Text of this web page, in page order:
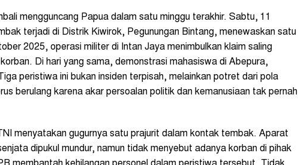
mengguncang Papua dalam satu minggu terakhir. Sabtu, 11
terjadi di Distrik Kiwirok, Pegunungan Bintang, menewaskan satu
2025, operasi militer di Intan Jaya menimbulkan klaim saling
Di hari yang sama, demonstrasi mahasiswa di Abepura,
peristiwa ini bukan insiden terpisah, melainkan potret dari pola
berulang karena akar persoalan politik dan kemanusiaan tak pernah
menyatakan gugurnya satu prajurit dalam kontak tembak. Aparat
dipukul mundur, namun tidak menyebut adanya korban di pihak